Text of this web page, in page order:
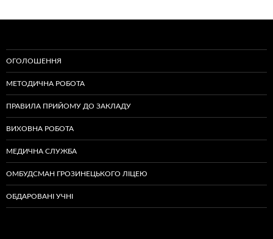
ОГОЛОШЕННЯ
МЕТОДИЧНА РОБОТА
ПРАВИЛА ПРИЙОМУ ДО ЗАКЛАДУ
ВИХОВНА РОБОТА
МЕДИЧНА СЛУЖБА
ОМБУДСМАН ГРОЗИНЕЦЬКОГО ЛІЦЕЮ
ОБДАРОВАНІ УЧНІ